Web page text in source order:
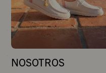
NOSOTROS